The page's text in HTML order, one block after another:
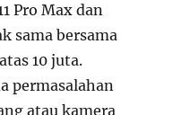
Pro Max dan
sama bersama
10 juta.
permasalahan
atau kamera